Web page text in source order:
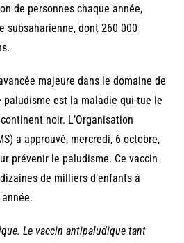
de personnes chaque année,
subsaharienne, dont 260 000
majeure dans le domaine de
paludisme est la maladie qui tue le
noir. L’Organisation
a approuvé, mercredi, 6 octobre,
prévenir le paludisme. Ce vaccin
de milliers d’enfants à
Le vaccin antipaludique tant